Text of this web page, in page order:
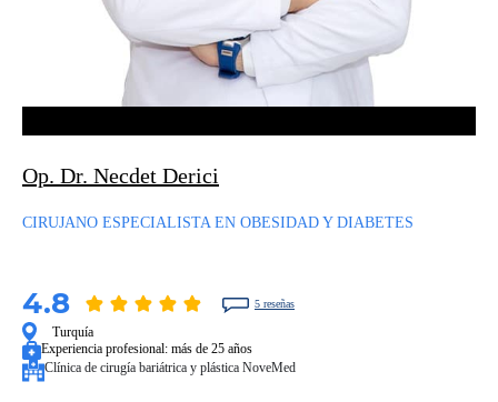
Op. Dr. Necdet Derici
CIRUJANO ESPECIALISTA EN OBESIDAD Y DIABETES
4.8 5 reseñas
Turquía
Experiencia profesional: más de 25 años
Clínica de cirugía bariátrica y plástica NoveMed